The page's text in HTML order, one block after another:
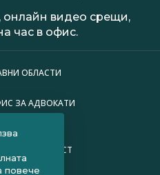
онлайн видео срещи,
час в офис.
ОБЛАСТИ
ЗА АДВОКАТИ
повече